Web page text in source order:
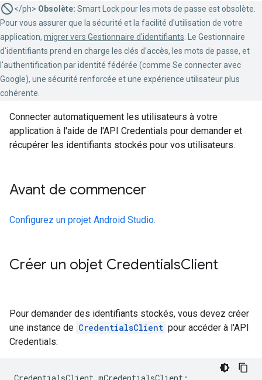
</ph> Obsolète: Smart Lock pour les mots de passe est obsolète.
Pour vous assurer que la sécurité et la facilité d'utilisation de votre
application, migrer vers Gestionnaire d'identifiants . Le Gestionnaire
d'identifiants prend en charge les clés d'accès, les mots de passe, et
l'authentification par identité fédérée (comme Se connecter avec
Google), une sécurité renforcée et une expérience utilisateur plus
cohérente.
Connecter automatiquement les utilisateurs à votre
application à l'aide de l'API Credentials pour demander et
récupérer les identifiants stockés pour vos utilisateurs.
Avant de commencer
Configurez un projet Android Studio.
Créer un objet CredentialsClient
Pour demander des identifiants stockés, vous devez créer
une instance de CredentialsClient pour accéder à l'API
Credentials: